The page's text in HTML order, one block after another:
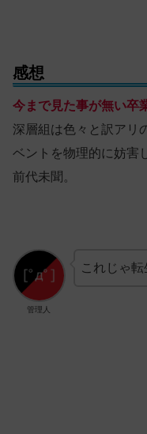
感想
今まで見た事が無い卒
深層組は色々と訳アリ
ベントを物理的に妨害
前代未聞。
管理人
これじゃ